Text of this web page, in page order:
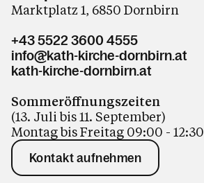
Marktplatz 1, 6850 Dornbirn
+43 5522 3600 4555
info@kath-kirche-dornbirn.at
kath-kirche-dornbirn.at
Sommeröffnungszeiten
(13. Juli bis 11. September)
Montag bis Freitag 09:00 - 12:30
Kontakt aufnehmen